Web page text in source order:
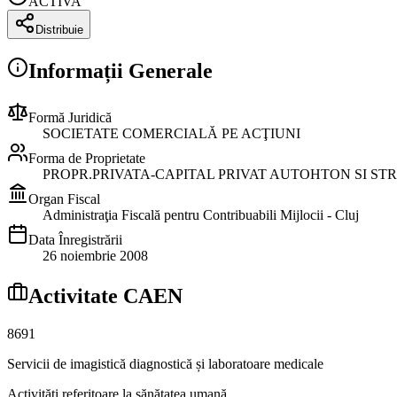
Distribuie
Informații Generale
Formă Juridică
SOCIETATE COMERCIALĂ PE ACŢIUNI
Forma de Proprietate
PROPR.PRIVATA-CAPITAL PRIVAT AUTOHTON SI
Organ Fiscal
Administraţia Fiscală pentru Contribuabili Mijlocii - Cluj
Data Înregistrării
26 noiembrie 2008
Activitate CAEN
8691
Servicii de imagistică diagnostică și laboratoare medicale
Activități referitoare la sănătatea umană